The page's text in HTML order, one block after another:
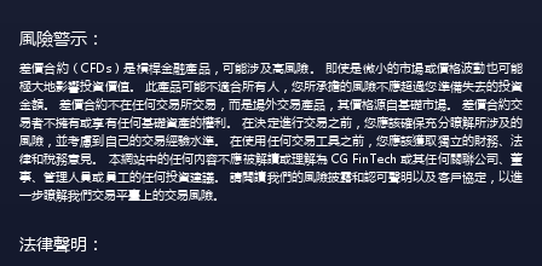
風險警示：
差價合約（CFDs）是槓桿金融產品，可能涉及高風險。 即使是微小的市場或價格波動也可能
極大地影響投資價值。 此產品可能不適合所有人，您所承擔的風險不應超過您準備失去的投資
金額。 差價合約不在任何交易所交易，而是場外交易產品，其價格源自基礎市場。 差價合約交
易者不擁有或享有任何基礎資產的權利。 在決定進行交易之前，您應該確保充分瞭解所涉及的
風險，並考慮到自己的交易經驗水準。 在使用任何交易工具之前，您應該獲取獨立的財務、法
律和稅務意見。 本網站中的任何內容不應被解讀或理解為 CG FinTech 或其任何關聯公司、董
事、管理人員或員工的任何投資建議。 請閱讀我們的風險披露和認可聲明以及客戶協定，以進
一步瞭解我們交易平臺上的交易風險。
法律聲明：